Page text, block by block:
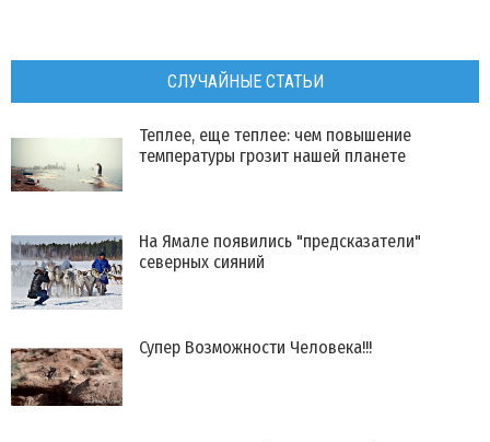
СЛУЧАЙНЫЕ СТАТЬИ
Теплее, еще теплее: чем повышение
температуры грозит нашей планете
На Ямале появились "предсказатели"
северных сияний
Супер Возможности Человека!!!